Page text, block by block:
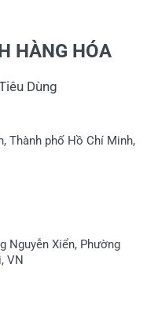
HÀNG HÓA
Dùng
Thành phố Hồ Chí Minh,
Nguyễn Xiển, Phường
VN